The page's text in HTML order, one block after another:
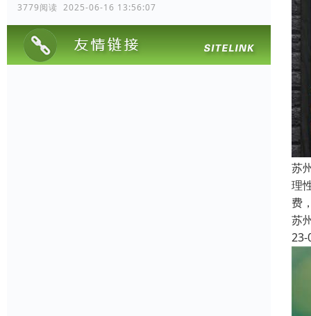
3779阅读 2025-06-16 13:56:07
苏
理
费
苏
23-